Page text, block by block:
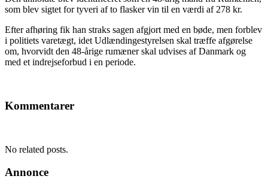
som blev sigtet for tyveri af to flasker vin til en værdi af 278 kr.
Efter afhøring fik han straks sagen afgjort med en bøde, men forblev
i politiets varetægt, idet Udlændingestyrelsen skal træffe afgørelse
om, hvorvidt den 48-årige rumæner skal udvises af Danmark og
med et indrejseforbud i en periode.
Kommentarer
No related posts.
Annonce